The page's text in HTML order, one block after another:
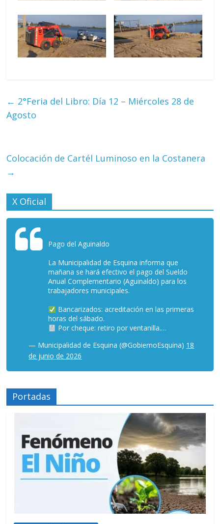
← 2°Feria del Libro: Día 12 – Miércoles 28 de
Agosto
Colocación de Cartél Luminoso en la Costanera
→
X Oficial
Pago del Aguinaldo
La Municipalidad de Esquina informa que
mañana se hará efectivo el pago del Sueldo
Anual Complementario (Aguinaldo) para los
trabajadores municipales.
Bancarizados: acreditación en las primeras
horas del sábado.
Por cheque: retiro por ventanilla.…
— Municipalidad de Esquina (@GobiernoEsquina) 18
de junio de 2026
Portadas